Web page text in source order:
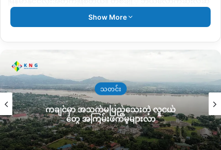
ရင် မြေလွတ်မြေရိုင်းတွေမှာ သတ္တုတူးဖော်ခွင့် ဘာမှမရဘဲ ခိုးတူး
တာတွေရှိတယ်။ ဥပဒေမဲ့ဆိုပေမဲ့ တကယ်လုပ်တဲ့အခါ စနစ်တကျ
လုပ်ကွက်တိုင်းမှာ ဒေသခံတွေကို ခန့်ထားမှု အလွန်အားနည်း
တယ်။” ဟု ဒေါက်တာ ကောန်လက ပြောသည်။
အဆိုပါအိတ်ဖွင့်ပေးစာတွင် သဘာဝပတ်ဝန်းကျင်ထိန်းသိမ်းမှု မ
ထိခိုက်စေရန်၊ မြေလွတ် မြေရိုင်းလျှောက်ထားသူများမှ ဥပဒေမဲ့
ဆောင်ရွက်ချက်များ ကာကွယ်ရန်၊ ဒေသခံလုပ်သားများအား
တတ်နိုင်သမျှခန့်ပေးရန်၊ ဒေသခံများ၏ ကျေးရွာဂေဟစနစ်များ မ
ထိခိုက်စေရန်၊ ရေချိုရင်းမြစ်များနှင့် မေခ၊ မလိခမြစ်များ၏ ရေဝေ
Show More
သတင်း
ကချင်မှာ အသက်မပြည့်သေးတဲ့ လူငယ်
တွေ အကြမ်းဖက်မှုများလာ